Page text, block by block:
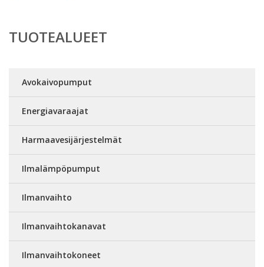
TUOTEALUEET
Avokaivopumput
Energiavaraajat
Harmaavesijärjestelmät
Ilmalämpöpumput
Ilmanvaihto
Ilmanvaihtokanavat
Ilmanvaihtokoneet